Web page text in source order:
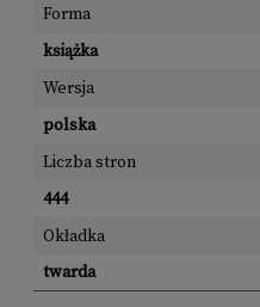
Forma
książka
Wersja
polska
Liczba stron
444
Okładka
twarda